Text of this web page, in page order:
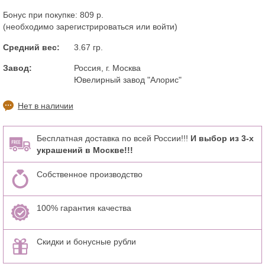
Бонус при покупке: 809 р.
(необходимо зарегистрироваться или войти)
Средний вес: 3.67 гр.
Завод:
Россия, г. Москва
Ювелирный завод "Алорис"
Нет в наличии
Бесплатная доставка по всей России!!! И выбор из 3-х
украшений в Москве!!!
Собственное производство
100% гарантия качества
Скидки и бонусные рубли